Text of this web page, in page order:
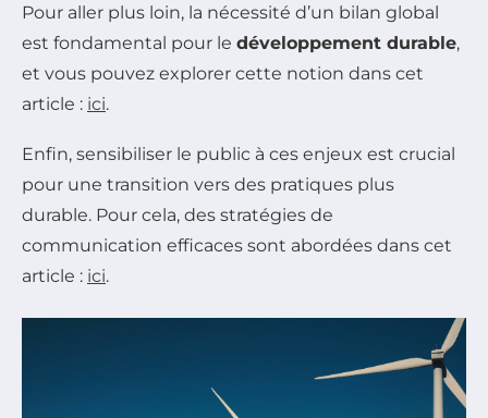
Pour aller plus loin, la nécessité d’un bilan global
est fondamental pour le développement durable,
et vous pouvez explorer cette notion dans cet
article : ici.
Enfin, sensibiliser le public à ces enjeux est crucial
pour une transition vers des pratiques plus
durable. Pour cela, des stratégies de
communication efficaces sont abordées dans cet
article : ici.